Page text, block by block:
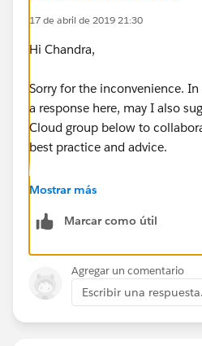
17 de abril de 2019 21:30
Hi Chandra,
Sorry for the inconvenience.
a response here, may I also
Cloud group below to
best practice and advice.
https://
Mostrar más
Marcar como útil
Agregar un comentario
Escribir una